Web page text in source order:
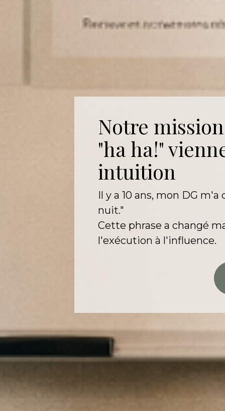
Notre
"ha ha!"
intuition
Il y a 10 ans, mon DG
nuit."
Cette phrase a changé
l'exécution à l'influence.